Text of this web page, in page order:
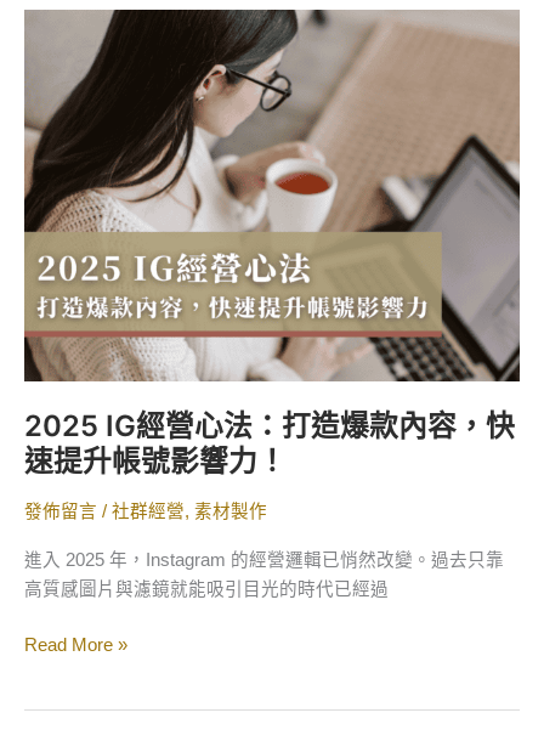
2025 IG經營心法：打造爆款內容，快
速提升帳號影響力！
發佈留言 / 社群經營, 素材製作
進入 2025 年，Instagram 的經營邏輯已悄然改變。過去只靠
高質感圖片與濾鏡就能吸引目光的時代已經過
經
營
心
法：
打
造
爆
款
內
容，
快
提
升
號
影
響
Read More »